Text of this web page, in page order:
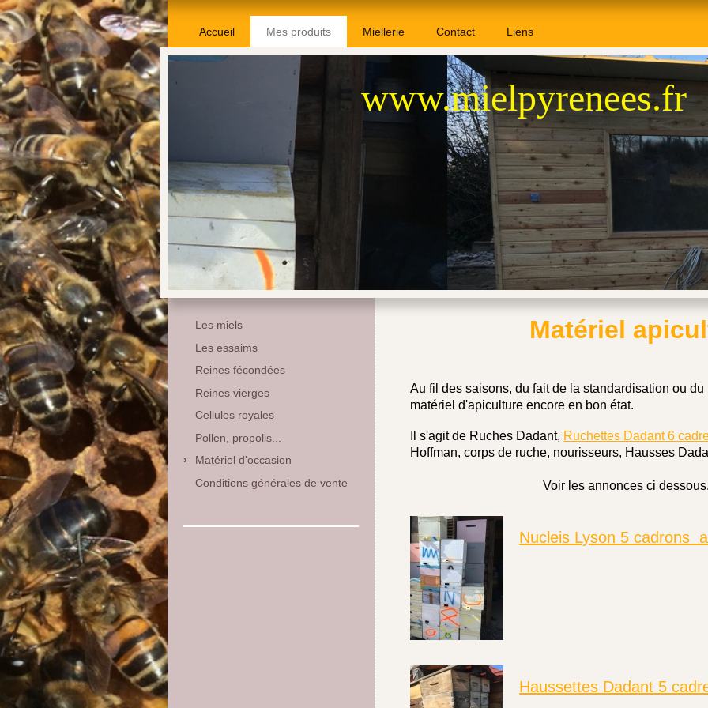
Accueil Mes produits Miellerie Contact Liens
www.mielpyrenees.fr
Matériel
Au fil des saisons, du fait de la standardisation ou
matériel d'apiculture encore en bon état.
Il s'agit de Ruches Dadant, Ruchettes Dadant 6
Hoffman, corps de ruche, nourisseurs, Hausses
Voir les annonces ci
Nucleis Lyson 5 cadrons
Haussettes Dadant 5
Les miels
Les essaims
Reines fécondées
Reines vierges
Cellules royales
Pollen, propolis...
Matériel d'occasion
Conditions générales de vente